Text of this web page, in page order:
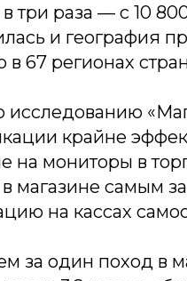
три раза — с 10
и география
в 67 регионах
исследованию
крайне
на мониторы в
магазине самым
на кассах
за один поход в